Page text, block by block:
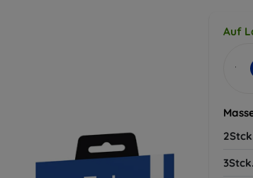
Auf